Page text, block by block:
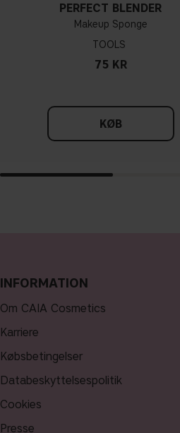
PERFECT BLENDER
Makeup Sponge
TOOLS
75 KR
KØB
INFORMATION
Om CAIA Cosmetics
Karriere
Købsbetingelser
Databeskyttelsespolitik
Cookies
Presse